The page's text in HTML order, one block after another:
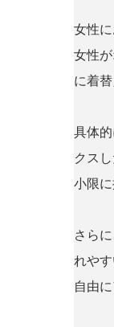
女性
女性
に着
具体
クス
小限に
さら
れや
自由